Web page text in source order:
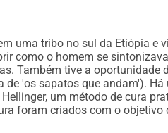
pode entrar em contato
isso e estou
uma tribo no sul da Etiópia e
como o homem se
Também tive a oportunidade
de 'os sapatos que andam').
um método de cura
foram criados com o